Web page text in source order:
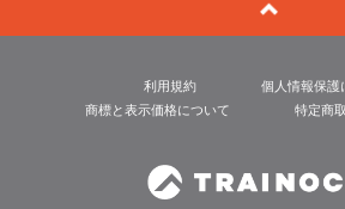
利用規約
個人情報保護
商標と表示価格について
特定商